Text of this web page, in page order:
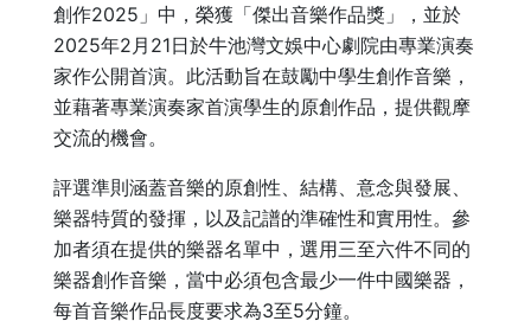
創作2025」中，榮獲「傑出音樂作品獎」，並於
2025年2月21日於牛池灣文娛中心劇院由專業演奏
家作公開首演。此活動旨在鼓勵中學生創作音樂，
並藉著專業演奏家首演學生的原創作品，提供觀摩
交流的機會。
評選準則涵蓋音樂的原創性、結構、意念與發展、
樂器特質的發揮，以及記譜的準確性和實用性。參
加者須在提供的樂器名單中，選用三至六件不同的
樂器創作音樂，當中必須包含最少一件中國樂器，
每首音樂作品長度要求為3至5分鐘。